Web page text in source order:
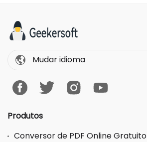
Mudar idioma
Produtos
Conversor de PDF Online Gratuito